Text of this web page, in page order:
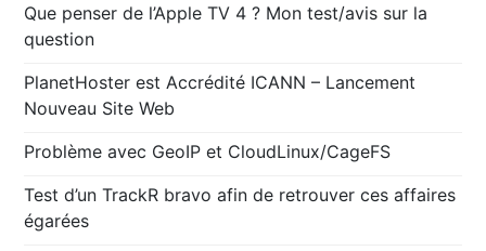
Que penser de l’Apple TV 4 ? Mon test/avis sur la
question
PlanetHoster est Accrédité ICANN – Lancement
Nouveau Site Web
Problème avec GeoIP et CloudLinux/CageFS
Test d’un TrackR bravo afin de retrouver ces affaires
égarées